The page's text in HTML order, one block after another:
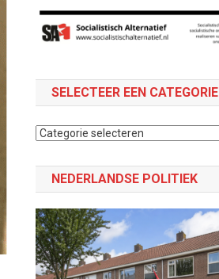
SELECTEER EEN CATEGORIE
Selecteer
categorie
NEDERLANDSE POLITIEK